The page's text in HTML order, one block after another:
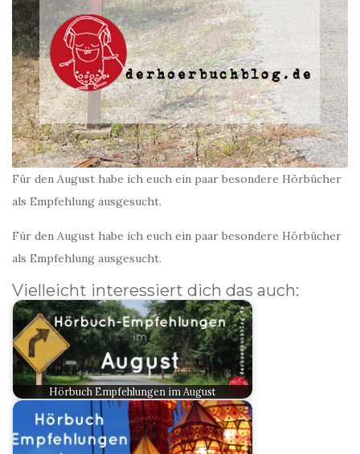
Für den August habe ich euch ein paar besondere Hörbücher
als Empfehlung ausgesucht.
Für den August habe ich euch ein paar besondere Hörbücher
als Empfehlung ausgesucht.
Vielleicht interessiert dich das auch:
Hörbuch Empfehlungen im August